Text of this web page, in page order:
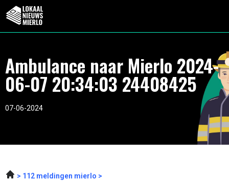
Ambulance naar Mierlo 2024-
06-07 20:34:03 24408425
07-06-2024
112 meldingen mierlo